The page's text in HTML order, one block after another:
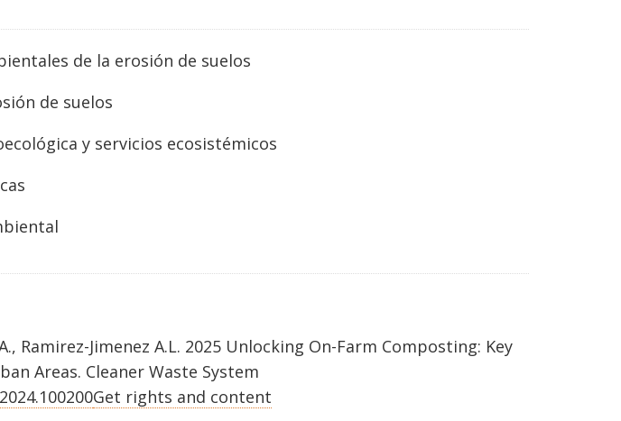
de la erosión de suelos
de suelos
y servicios ecosistémicos
Ramirez-Jimenez A.L. 2025 Unlocking On-Farm Composting: Key
Areas. Cleaner Waste System
Get rights and content